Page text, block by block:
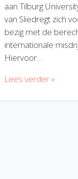
aan Tilburg
van Sliedregt zich
bezig met de
internationale
Hiervoor…
Lees verder »